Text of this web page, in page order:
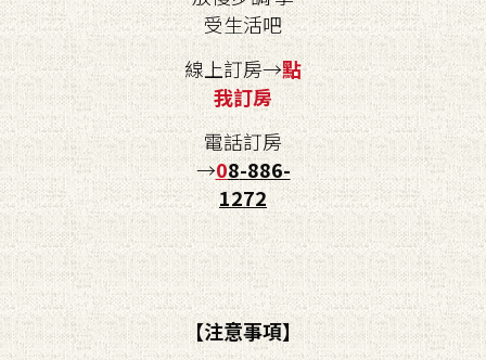
受生活吧
線上訂房→點
我訂房
電話訂房
→08-886-
1272
【注意事項】